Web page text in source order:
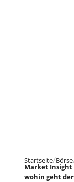
Startseite Börse
Market
wohin geht der